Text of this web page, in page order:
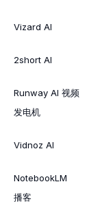
Vizard AI
2short AI
Runway AI 视频
发电机
Vidnoz AI
NotebookLM
播客